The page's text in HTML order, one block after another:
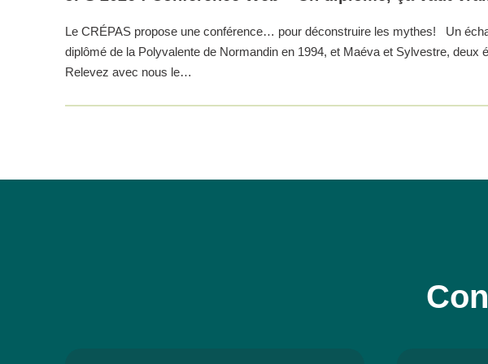
Le CRÉPAS propose une conférence… pour déconstruire les mythes! Un
diplômé de la Polyvalente de Normandin en 1994, et Maéva et Sylvestre,
Relevez avec nous le…